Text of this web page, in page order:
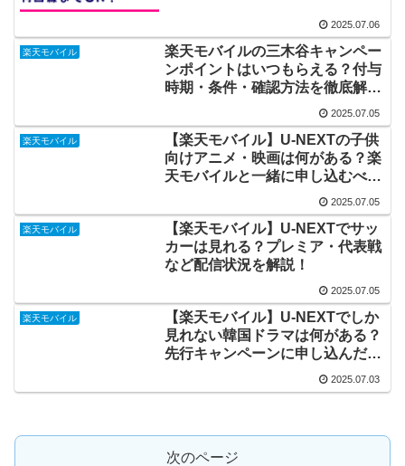
2025.07.06
楽天モバイル
楽天モバイルの三木谷キャンペー
ンポイントはいつもらえる？付与
時期・条件・確認方法を徹底解
2025.07.05
楽天モバイル
【楽天モバイル】U-NEXTの子供
向けアニメ・映画は何がある？楽
天モバイルと一緒に申し込むべき
2025.07.05
楽天モバイル
【楽天モバイル】U-NEXTでサッ
カーは見れる？プレミア・代表戦
など配信状況を解説！
2025.07.05
楽天モバイル
【楽天モバイル】U-NEXTでしか
見れない韓国ドラマは何がある？
先行キャンペーンに申し込んだほ
2025.07.03
次のページ